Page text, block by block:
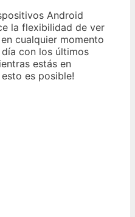
Android
la flexibilidad de ver
cualquier momento
con los últimos
estás en
es posible!